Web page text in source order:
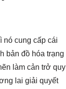
nó cung cấp cái
bản đồ hóa trạng
làm cản trở quy
lai giải quyết